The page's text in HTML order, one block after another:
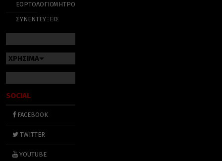
ΕΟΡΤΟΛΟΓΙΟ
ΣΥΝΕΝΤΕΥΞΕΙΣ
ΜΗΤΡΟΠΟΛΕΙΣ
ΧΡΗΣΙΜΑ
SOCIAL
FACEBOOK
TWITTER
YOUTUBE